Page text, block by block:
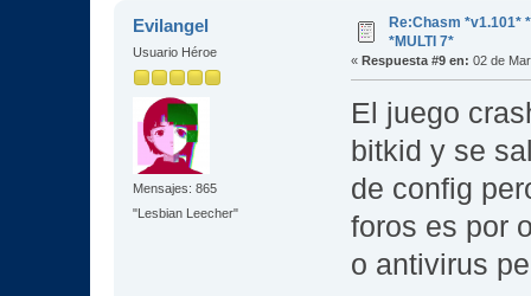
Evilangel
Usuario Héroe
Mensajes: 865
"Lesbian Leecher"
Re:Chasm *v1.101*
*MULTI 7*
« Respuesta #9 en: 02 de
El juego
bitkid y se
de config
foros es por
o antivirus